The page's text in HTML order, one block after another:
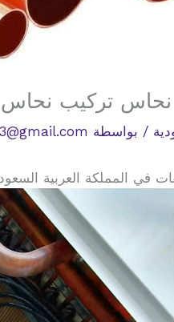
تركيب نحاس
/ بواسطة
العربية السعودية